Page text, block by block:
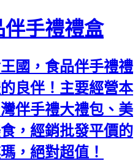
手禮禮盒
國，食品伴手禮禮
良伴！主要經營本
伴手禮大禮包、美
，經銷批發平價的
，絕對超值！